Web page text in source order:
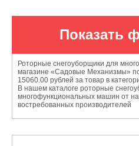
Показать
Роторные снегоуборщики для
магазине «Садовые Механизмы»
15060.00 рублей за товар в
В нашем каталоге роторные
многофункциональных машин от
востребованных производителей